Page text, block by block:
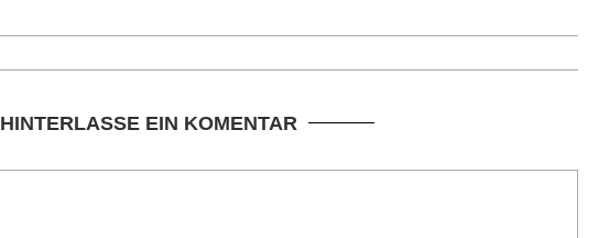
HINTERLASSE EIN KOMENTAR